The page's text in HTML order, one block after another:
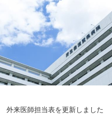
外来医師担当表を更新しました